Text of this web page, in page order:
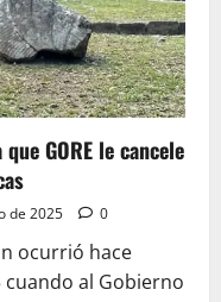
GORE le cancele
de 2025 0
ocurrió hace
al Gobierno